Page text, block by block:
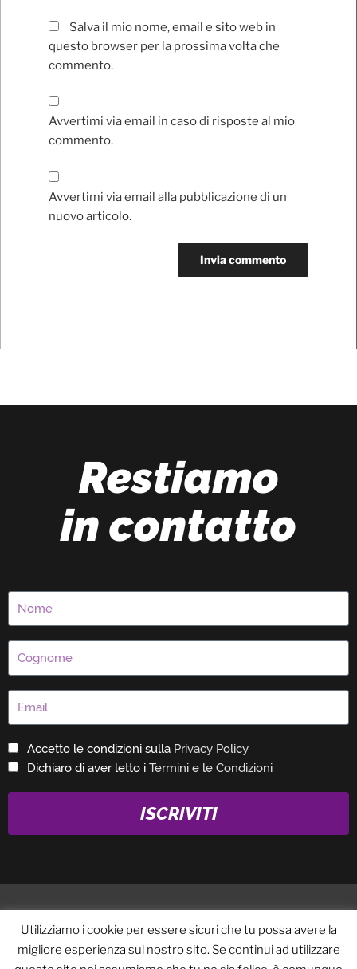
Salva il mio nome, email e sito web in
questo browser per la prossima volta che
commento.
Avvertimi via email in caso di risposte al mio
commento.
Avvertimi via email alla pubblicazione di un
nuovo articolo.
Restiamo
in contatto
Accetto le condizioni sulla Privacy Policy
Dichiaro di aver letto i Termini e le Condizioni
ISCRIVITI
Utilizziamo i cookie per essere sicuri che tu possa avere la
migliore esperienza sul nostro sito. Se continui ad utilizzare